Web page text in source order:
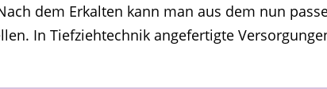
dem Erkalten kann man aus dem nun
In Tiefziehtechnik angefertigte